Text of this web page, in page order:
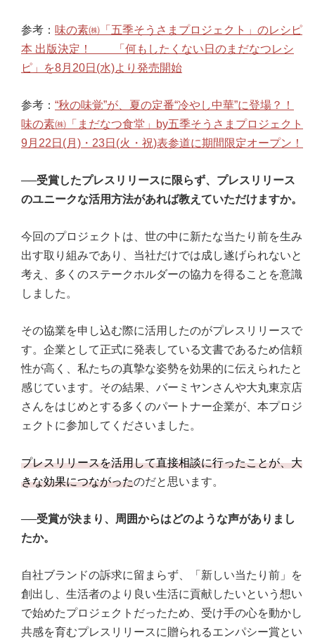
参考： 味の素㈱「五季そうさまプロジェクト」のレシピ
本 出版決定！ 「何もしたくない日のまだなつレシ
ピ」を8月20日(水)より発売開始
参考： “秋の味覚”が、夏の定番“冷やし中華”に登場？！
味の素㈱「まだなつ食堂」by五季そうさまプロジェクト
9月22日(月)・23日(火・祝)表参道に期間限定オープン！
──受賞したプレスリリースに限らず、プレスリリース
のユニークな活用方法があれば教えていただけますか。
今回のプロジェクトは、世の中に新たな当たり前を生み
出す取り組みであり、当社だけでは成し遂げられないと
考え、多くのステークホルダーの協力を得ることを意識
しました。
その協業を申し込む際に活用したのがプレスリリースで
す。企業として正式に発表している文書であるため信頼
性が高く、私たちの真摯な姿勢を効果的に伝えられたと
感じています。その結果、バーミヤンさんや大丸東京店
さんをはじめとする多くのパートナー企業が、本プロジ
ェクトに参加してくださいました。
プレスリリースを活用して直接相談に行ったことが、大
きな効果につながったのだと思います。
──受賞が決まり、周囲からはどのような声がありまし
たか。
自社ブランドの訴求に留まらず、「新しい当たり前」を
創出し、生活者のより良い生活に貢献したいという想い
で始めたプロジェクトだったため、受け手の心を動かし
共感を育むプレスリリースに贈られるエンパシー賞とい